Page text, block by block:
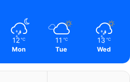
12 ℃
Mon
11 ℃
Tue
13 ℃
Wed